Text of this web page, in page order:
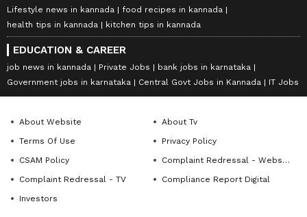
Lifestyle news in kannada
food recipes in kannada
health tips in kannada
kitchen tips in kannada
EDUCATION & CAREER
job news in kannada Private Jobs
bank jobs in karnataka
Government jobs in karnataka
Central Govt Jobs in Kannada IT Jobs
About Website
About Tv
Terms Of Use
Privacy Policy
CSAM Policy
Complaint Redressal - Website
Complaint Redressal - TV
Compliance Report Digital
Investors